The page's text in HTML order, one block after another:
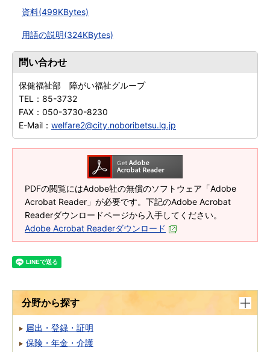
資料(499KBytes)
用語の説明(324KBytes)
問い合わせ
保健福祉部 障がい福祉グループ
TEL： 85-3732
FAX： 050-3730-8230
E-Mail： welfare2@city.noboribetsu.lg.jp
PDFの閲覧にはAdobe社の無償のソフトウェア「Adobe
Acrobat Reader」が必要です。下記のAdobe Acrobat
Readerダウンロードページから入手してください。
Adobe Acrobat Readerダウンロード
分野から探す
届出・登録・証明
保険・年金・介護